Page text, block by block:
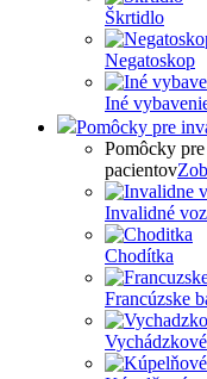
Škrtidlo
Negatoskop
Iné
Pomôcky pre
Pomôcky
pacientov
Invalidné
Chodítka
Francúzske